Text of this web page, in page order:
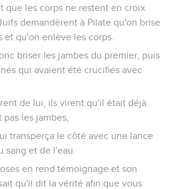
que les corps ne restent en croix
demandèrent à Pilate qu'on brise
et qu'on enlève les corps.
briser les jambes du premier, puis
qui avaient été crucifiés avec
de lui, ils virent qu'il était déjà
les jambes,
transperça le côté avec une lance
sang et de l'eau.
en rend témoignage et son
qu'il dit la vérité afin que vous